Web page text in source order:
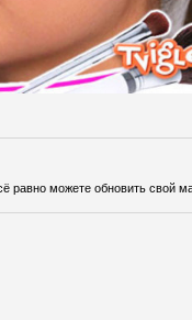
равно можете обновить свой